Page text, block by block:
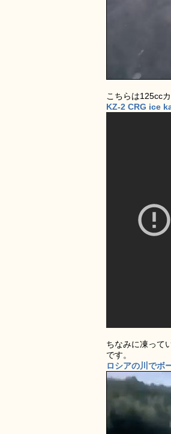
こちらは125cc
KZ-2 CRG ice
ちなみに凍って
です。
ロシアの川でボ